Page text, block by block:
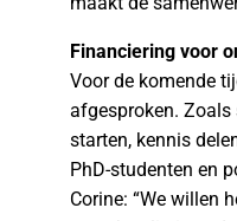
Financiering voor
Voor de komende
afgesproken. Zoals
starten, kennis
PhD-studenten en
Corine: “We willen